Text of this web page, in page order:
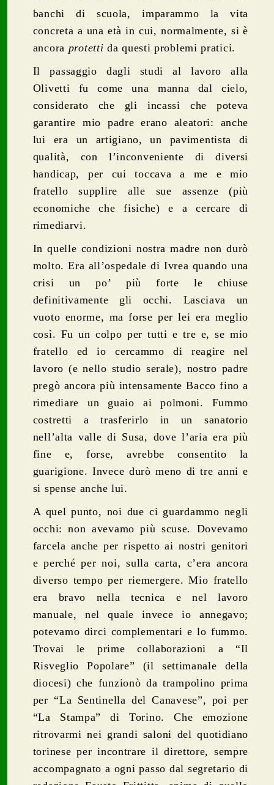
banchi di scuola, imparammo la vita
concreta a una età in cui, normalmente, si è
ancora protetti da questi problemi pratici.
Il passaggio dagli studi al lavoro alla
Olivetti fu come una manna dal cielo,
considerato che gli incassi che poteva
garantire mio padre erano aleatori: anche
lui era un artigiano, un pavimentista di
qualità, con l’inconveniente di diversi
handicap, per cui toccava a me e mio
fratello supplire alle sue assenze (più
economiche che fisiche) e a cercare di
rimediarvi.
In quelle condizioni nostra madre non durò
molto. Era all’ospedale di Ivrea quando una
crisi un po’ più forte le chiuse
definitivamente gli occhi. Lasciava un
vuoto enorme, ma forse per lei era meglio
così. Fu un colpo per tutti e tre e, se mio
fratello ed io cercammo di reagire nel
lavoro (e nello studio serale), nostro padre
pregò ancora più intensamente Bacco fino a
rimediare un guaio ai polmoni. Fummo
costretti a trasferirlo in un sanatorio
nell’alta valle di Susa, dove l’aria era più
fine e, forse, avrebbe consentito la
guarigione. Invece durò meno di tre anni e
si spense anche lui.
A quel punto, noi due ci guardammo negli
occhi: non avevamo più scuse. Dovevamo
farcela anche per rispetto ai nostri genitori
e perché per noi, sulla carta, c’era ancora
diverso tempo per riemergere. Mio fratello
era bravo nella tecnica e nel lavoro
manuale, nel quale invece io annegavo;
potevamo dirci complementari e lo fummo.
Trovai le prime collaborazioni a “Il
Risveglio Popolare” (il settimanale della
diocesi) che funzionò da trampolino prima
per “La Sentinella del Canavese”, poi per
“La Stampa” di Torino. Che emozione
ritrovarmi nei grandi saloni del quotidiano
torinese per incontrare il direttore, sempre
accompagnato a ogni passo dal segretario di